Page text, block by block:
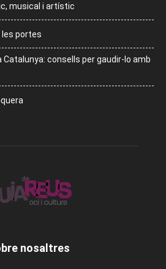
musical i artístic
les portes
Catalunya: consells per gaudir-lo amb
nosaltres